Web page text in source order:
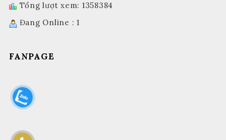
Tổng lượt xem: 1358384
Đang Online : 1
FANPAGE